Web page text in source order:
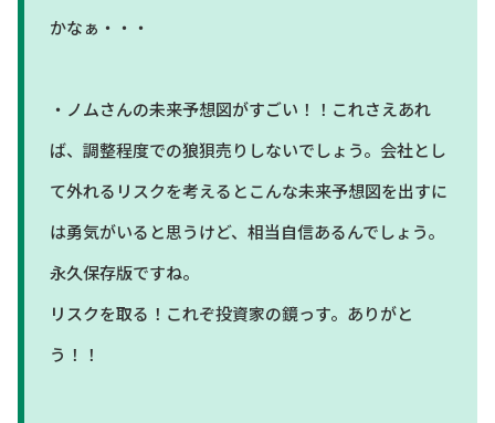
かなぁ・・・
・ノムさんの未来予想図がすごい！！これさえあれ
ば、調整程度での狼狽売りしないでしょう。会社とし
て外れるリスクを考えるとこんな未来予想図を出すに
は勇気がいると思うけど、相当自信あるんでしょう。
永久保存版ですね。
リスクを取る！これぞ投資家の鏡っす。ありがと
う！！